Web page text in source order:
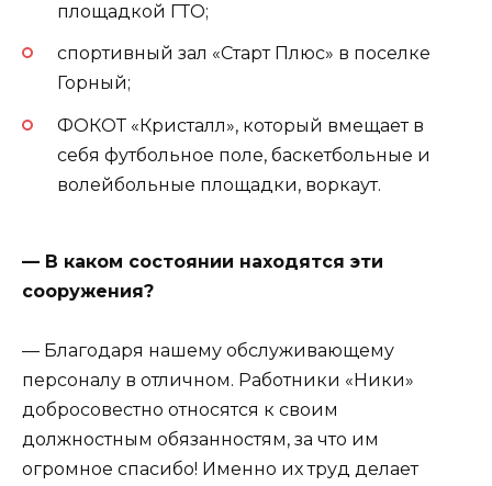
площадкой ГТО;
спортивный зал «Старт Плюс» в поселке
Горный;
ФОКОТ «Кристалл», который вмещает в
себя футбольное поле, баскетбольные и
волейбольные площадки, воркаут.
— В каком состоянии находятся эти
сооружения?
— Благодаря нашему обслуживающему
персоналу в отличном. Работники «Ники»
добросовестно относятся к своим
должностным обязанностям, за что им
огромное спасибо! Именно их труд делает